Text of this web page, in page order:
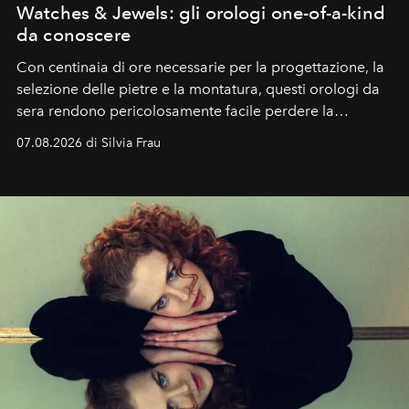
Watches & Jewels: gli orologi one-of-a-kind
da conoscere
Con centinaia di ore necessarie per la progettazione, la
selezione delle pietre e la montatura, questi orologi da
sera rendono pericolosamente facile perdere la
07.08.2026 di Silvia Frau